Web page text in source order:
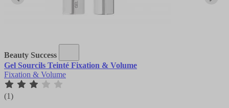
Beauty Success
Gel Sourcils Teinté Fixation & Volume
Fixation & Volume
(1)